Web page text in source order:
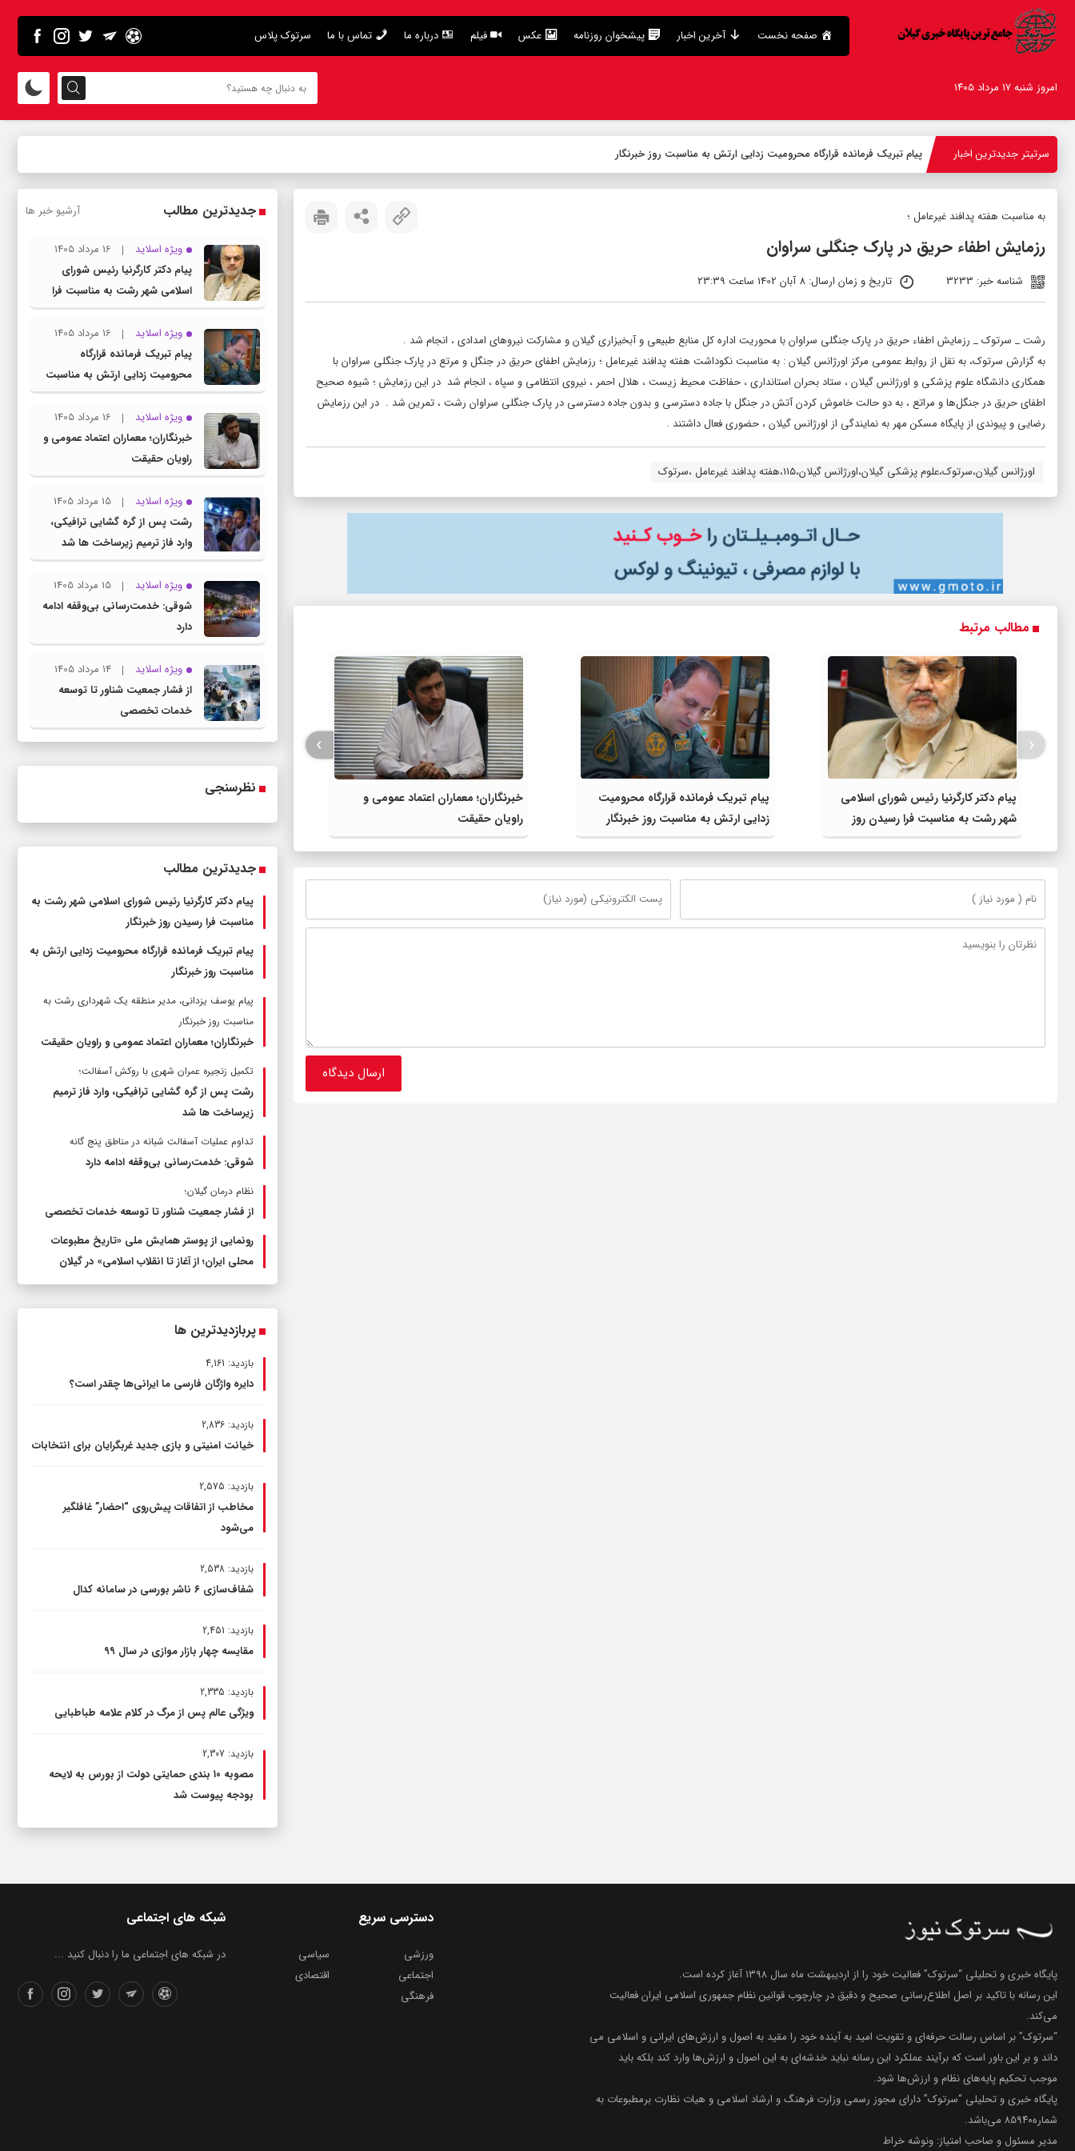
صفحه نخست آخرین اخبار پیشخوان روزنامه عکس فیلم درباره ما تماس با ما سرتوک پلاس
امروز شنبه ۱۷ مرداد ۱۴۰۵
سرتیتر جدیدترین اخبار پیام تبریک فرمانده قرارگاه محرومیت‌ زدایی ارتش به مناسبت روز خبرنگار
به مناسبت هفته پدافند غیرعامل ؛
رزمایش اطفاء حریق در پارک جنگلی سراوان
شناسه خبر: 3233 تاریخ و زمان ارسال: 8 آبان 1402 ساعت 23:39
رشت _ سرتوک _ رزمایش اطفاء حریق در پارک جنگلی سراوان با محوریت اداره کل منابع طبیعی و آبخیزاری گیلان و مشارکت نیروهای امدادی ، انجام شد .
به گزارش سرتوک، به نقل از روابط عمومی مرکز اورژانس گیلان : به مناسبت نکوداشت هفته پدافند غیرعامل ؛ رزمایش اطفای حریق در جنگل و مرتع در پارک جنگلی سراوان با
همکاری دانشگاه علوم پزشکی و اورژانس گیلان ، ستاد بحران استانداری ، حفاظت محیط زیست ، هلال احمر ، نیروی انتظامی و سپاه ، انجام شد در این رزمایش ؛ شیوه صحیح
اطفای حریق در جنگل‌ها و مراتع ، به دو حالت خاموش کردن آتش در جنگل با جاده دسترسی و بدون جاده دسترسی در پارک جنگلی سراوان رشت ، تمرین شد . در این رزمایش
رضایی و پیوندی از پایگاه مسکن مهر به نمایندگی از اورژانس گیلان ، حضوری فعال داشتند .
اورژانس گیلان،سرتوک،علوم پزشکی گیلان،اورژانس گیلان،۱۱۵،هفته پدافند غیرعامل ،سرتوک
مطالب مرتبط
پیام دکتر کارگرنیا رئیس شورای اسلامی
شهر رشت به مناسبت فرا رسیدن روز
خبرنگار
پیام تبریک فرمانده قرارگاه محرومیت‌
زدایی ارتش به مناسبت روز خبرنگار
خبرنگاران؛ معماران اعتماد عمومی و
راویان حقیقت
رشت پس از گره گشایی ترافیکی، وارد فاز
ترمیم زیرساخت ها شد
‹
›
جدیدترین مطالب آرشیو خبر ها
ویژه اسلاید
16 مرداد 1405
پیام دکتر کارگرنیا رئیس شورای
اسلامی شهر رشت به مناسبت فرا
رسیدن روز خبرنگار
ویژه اسلاید
16 مرداد 1405
پیام تبریک فرمانده قرارگاه
محرومیت‌ زدایی ارتش به مناسبت
روز خبرنگار
ویژه اسلاید
16 مرداد 1405
خبرنگاران؛ معماران اعتماد عمومی و
راویان حقیقت
ویژه اسلاید
15 مرداد 1405
رشت پس از گره گشایی ترافیکی،
وارد فاز ترمیم زیرساخت ها شد
ویژه اسلاید
15 مرداد 1405
شوقی: خدمت‌رسانی بی‌وقفه ادامه
دارد
ویژه اسلاید
14 مرداد 1405
از فشار جمعیت شناور تا توسعه
خدمات تخصصی
نظرسنجی
جدیدترین مطالب
پیام دکتر کارگرنیا رئیس شورای اسلامی شهر رشت به
مناسبت فرا رسیدن روز خبرنگار
پیام تبریک فرمانده قرارگاه محرومیت‌ زدایی ارتش به
مناسبت روز خبرنگار
پیام یوسف یزدانی، مدیر منطقه یک شهرداری رشت به
مناسبت روز خبرنگار
خبرنگاران؛ معماران اعتماد عمومی و راویان حقیقت
تکمیل زنجیره عمران شهری با روکش آسفالت؛
رشت پس از گره گشایی ترافیکی، وارد فاز ترمیم
زیرساخت ها شد
تداوم عملیات آسفالت‌ شبانه در مناطق پنج گانه
شوقی: خدمت‌رسانی بی‌وقفه ادامه دارد
نظام درمان گیلان؛
از فشار جمعیت شناور تا توسعه خدمات تخصصی
رونمایی از پوستر همایش ملی «تاریخ مطبوعات
محلی ایران؛ از آغاز تا انقلاب اسلامی» در گیلان
پربازدیدترین ها
بازدید: 4,161
دایره واژگان فارسی ما ایرانی‌ها چقدر است؟
بازدید: 2,836
خیانت امنیتی و بازی جدید غربگرایان برای انتخابات
بازدید: 2,575
مخاطب از اتفاقات پیش‌روی “احضار” غافلگیر
می‌شود
بازدید: 2,538
شفاف‌سازی ۶ ناشر بورسی در سامانه کدال
بازدید: 2,451
مقایسه چهار بازار موازی در سال ۹۹
بازدید: 2,335
ویژگی عالم پس از مرگ در کلام علامه طباطبایی
بازدید: 2,307
مصوبه ۱۰ بندی حمایتی دولت از بورس به لایحه
بودجه پیوست شد
پایگاه خبری و تحلیلی “سرتوک” فعالیت خود را از اردیبهشت ماه سال ۱۳۹۸ آغاز کرده است.
این رسانه با تاکید بر اصل اطلاع‌رسانی صحیح و دقیق در چارچوب قوانین نظام جمهوری اسلامی ایران فعالیت
می‌کند.
“سرتوک” بر اساس رسالت حرفه‌ای و تقویت امید به آینده خود را مقید به اصول و ارزش‌های ایرانی و اسلامی می
داند و بر این باور است که برآیند عملکرد این رسانه نباید خدشه‌ای به این اصول و ارزش‌ها وارد کند بلکه باید
موجب تحکیم پایه‌های نظام و ارزش‌ها شود.
پایگاه خبری و تحلیلی “سرتوک” دارای مجوز رسمی وزارت فرهنگ و ارشاد اسلامی و هیات نظارت برمطبوعات به
شماره۸۵۹۴۰ می‌باشد.
مدیر مسئول و صاحب امتیاز: ونوشه خراط
شبکه های اجتماعی
در شبکه های اجتماعی ما را دنبال کنید ...
دسترسی سریع
ورزشی
سیاسی
اجتماعی
اقتصادی
فرهنگی